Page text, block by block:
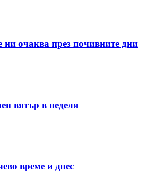
ни очаква през почивните дни
вятър в неделя
време и днес